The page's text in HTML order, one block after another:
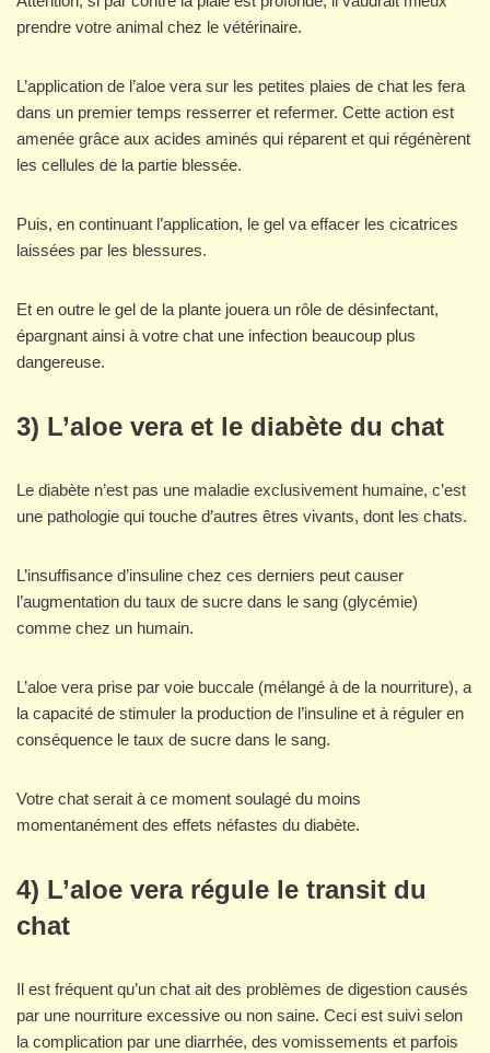
prendre votre animal chez le vétérinaire.
L’application de l’aloe vera sur les petites plaies de chat les fera
dans un premier temps resserrer et refermer. Cette action est
amenée grâce aux acides aminés qui réparent et qui régénèrent
les cellules de la partie blessée.
Puis, en continuant l’application, le gel va effacer les cicatrices
laissées par les blessures.
Et en outre le gel de la plante jouera un rôle de désinfectant,
épargnant ainsi à votre chat une infection beaucoup plus
dangereuse.
3) L’aloe vera et le diabète du chat
Le diabète n’est pas une maladie exclusivement humaine, c’est
une pathologie qui touche d’autres êtres vivants, dont les chats.
L’insuffisance d’insuline chez ces derniers peut causer
l’augmentation du taux de sucre dans le sang (glycémie)
comme chez un humain.
L’aloe vera prise par voie buccale (mélangé à de la nourriture), a
la capacité de stimuler la production de l’insuline et à réguler en
conséquence le taux de sucre dans le sang.
Votre chat serait à ce moment soulagé du moins
momentanément des effets néfastes du diabète.
4) L’aloe vera régule le transit du
chat
Il est fréquent qu’un chat ait des problèmes de digestion causés
par une nourriture excessive ou non saine. Ceci est suivi selon
la complication par une diarrhée, des vomissements et parfois